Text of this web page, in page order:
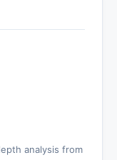
analysis from